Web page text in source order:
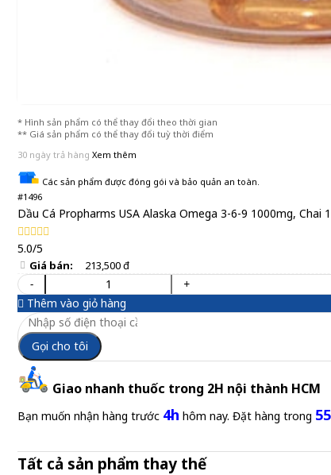
* Hình sản phẩm có thể thay đổi theo thời gian
** Giá sản phẩm có thể thay đổi tuỳ thời điểm
30 ngày trả hàng Xem thêm
Các sản phẩm được đóng gói và bảo quản an toàn.
#1496
Dầu Cá Propharms USA Alaska Omega 3-6-9 1000mg, Chai
5.0/5
Giá bán: 213,500 đ
-
+
Thêm vào giỏ hàng
Gọi cho tôi
Giao nhanh thuốc trong 2H nội thành HCM
Bạn muốn nhận hàng trước 4h hôm nay. Đặt hàng trong
Tất cả sản phẩm thay thế